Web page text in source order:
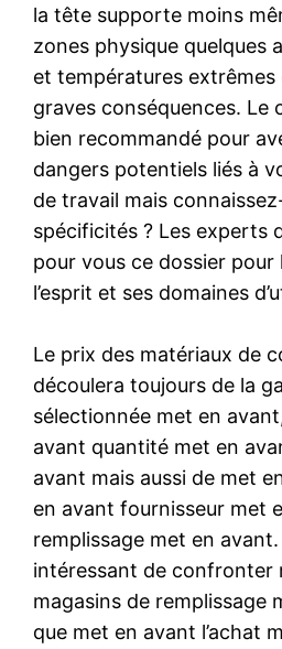
la tête supporte moins
zones physique quelques
et températures
graves conséquences. Le
bien recommandé pour
dangers potentiels liés à
de travail mais
spécificités ? Les experts
pour vous ce dossier
l’esprit et ses domaines
Le prix des matériaux de
découlera toujours de la
sélectionnée met en
avant quantité met en
avant mais aussi de met
en avant fournisseur met
remplissage met en
intéressant de confronter
magasins de remplissage
que met en avant l’achat